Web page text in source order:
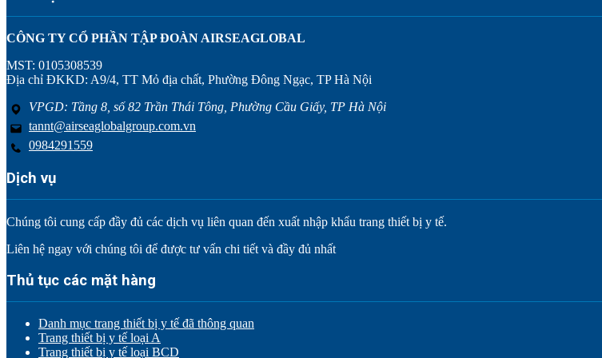
CÔNG TY CỔ PHẦN TẬP ĐOÀN AIRSEAGLOBAL
MST: 0105308539
Địa chỉ ĐKKD: A9/4, TT Mỏ địa chất, Phường Đông Ngạc, TP Hà Nội
VPGD: Tầng 8, số 82 Trần Thái Tông, Phường Cầu Giấy, TP Hà Nội
tannt@airseaglobalgroup.com.vn
0984291559
Dịch vụ
Chúng tôi cung cấp đầy đủ các dịch vụ liên quan đến xuất nhập khẩu trang thiết bị y tế.
Liên hệ ngay với chúng tôi để được tư vấn chi tiết và đầy đủ nhất
Thủ tục các mặt hàng
Danh mục trang thiết bị y tế đã thông quan
Trang thiết bị y tế loại A
Trang thiết bị y tế loại BCD